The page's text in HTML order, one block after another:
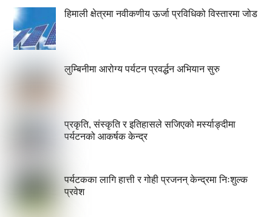
हिमाली क्षेत्रमा नवीकणीय ऊर्जा प्रविधिको विस्तारमा जोड
लुम्बिनीमा आरोग्य पर्यटन प्रवर्द्धन अभियान सुरु
प्रकृति, संस्कृति र इतिहासले सजिएको मर्स्याङ्दीमा
पर्यटनको आकर्षक केन्द्र
पर्यटकका लागि हात्ती र गोही प्रजनन् केन्द्रमा निःशुल्क
प्रवेश